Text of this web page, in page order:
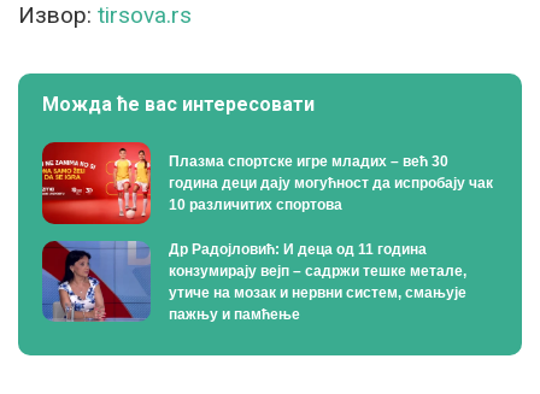
Извор: tirsova.rs
Можда ће вас интересовати
Плазма спортске игре младих – већ 30
година деци дају могућност да испробају чак
10 различитих спортова
Др Радојловић: И деца од 11 година
конзумирају вејп – садржи тешке метале,
утиче на мозак и нервни систем, смањује
пажњу и памћење